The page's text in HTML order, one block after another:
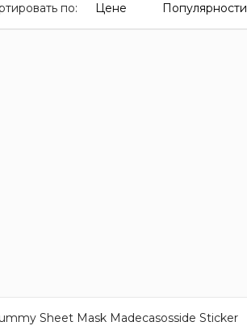
по: Цене Популярности
Sheet Mask Madecasosside Sticker